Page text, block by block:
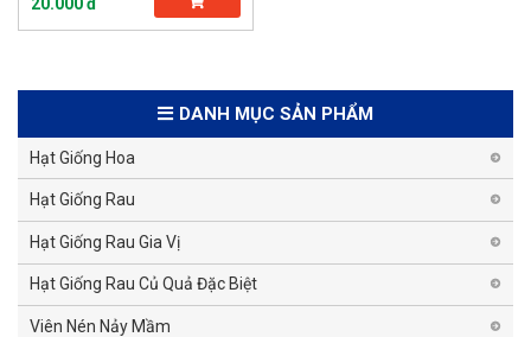
DANH MỤC SẢN PHẨM
Hạt Giống Hoa
Hạt Giống Rau
Hạt Giống Rau Gia Vị
Hạt Giống Rau Củ Quả Đặc Biệt
Viên Nén Nảy Mầm